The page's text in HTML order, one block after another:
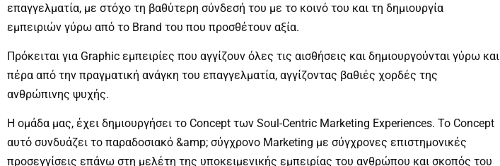
επαγγελματία, με στόχο τη βαθύτερη σύνδεσή του με το κοινό του και τη δημιουργία
εμπειριών γύρω από το Brand του που προσθέτουν αξία.
Πρόκειται για Graphic εμπειρίες που αγγίζουν όλες τις αισθήσεις και δημιουργούνται γύρω και
πέρα από την πραγματική ανάγκη του επαγγελματία, αγγίζοντας βαθιές χορδές της
ανθρώπινης ψυχής.
Η ομάδα μας, έχει δημιουργήσει το Concept των Soul-Centric Marketing Experiences. Το Concept
αυτό συνδυάζει το παραδοσιακό &amp; σύγχρονο Marketing με σύγχρονες επιστημονικές
προσεγγίσεις επάνω στη μελέτη της υποκειμενικής εμπειρίας του ανθρώπου και σκοπός του